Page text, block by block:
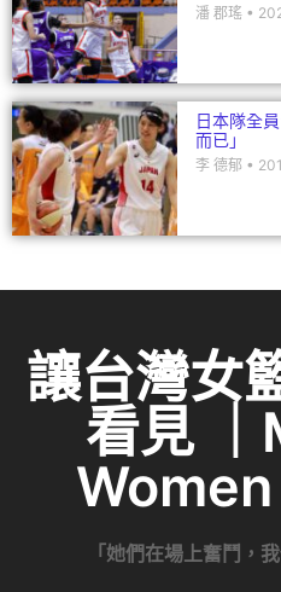
潘 郡瑤
日本隊全
而已」
李 德郁
讓台灣女
看見
「她們在場上奮鬥，